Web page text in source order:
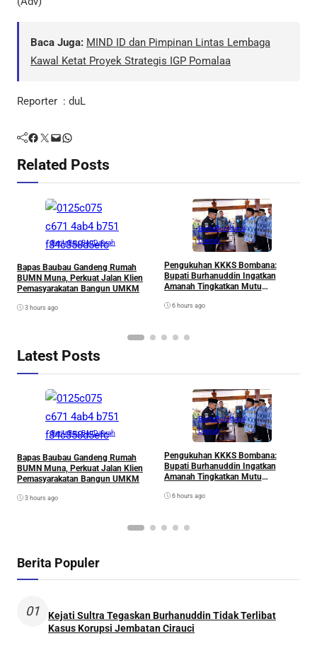
Baca Juga: MIND ID dan Pimpinan Lintas Lembaga
Kawal Ketat Proyek Strategis IGP Pomalaa
Reporter : duL
Facebook Twitter Mail WhatsApp
Related Posts
BeritaBau BauDaerah
Bapas Baubau Gandeng Rumah
BUMN Muna, Perkuat Jalan Klien
Pemasyarakatan Bangun UMKM
3 hours ago
BeritaBombana
Daerah
Pengukuhan KKKS Bombana:
Bupati Burhanuddin Ingatkan
Amanah Tingkatkan Mutu
6 hours ago
Latest Posts
BeritaBau BauDaerah
Bapas Baubau Gandeng Rumah
BUMN Muna, Perkuat Jalan Klien
Pemasyarakatan Bangun UMKM
3 hours ago
BeritaBombana
Daerah
Pengukuhan KKKS Bombana:
Bupati Burhanuddin Ingatkan
Amanah Tingkatkan Mutu
6 hours ago
Berita Populer
01
Kejati Sultra Tegaskan Burhanuddin Tidak Terlibat
Kasus Korupsi Jembatan Cirauci